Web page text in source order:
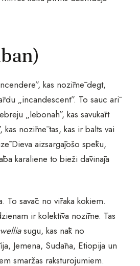
kas nozīmē degt,
„incandescent”. To sauc arī
„lebonah”, kas savukārt
kas nozīmē tas, kas ir balts vai
Dieva aizsargājošo spēku,
karaliene to bieži dāvināja
To savāc no vīraka kokiem.
ir kolektīva nozīme. Tas
sugu, kas nāk no
Jemena, Sudāna, Etiopija un
smaržas raksturojumiem.